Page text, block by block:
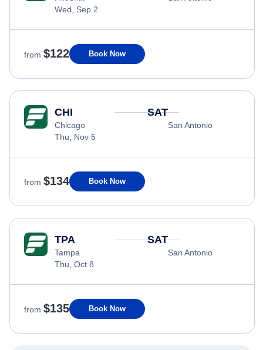
Wed, Sep 2
from $122 Book Now
CHI
Chicago
Thu, Nov 5
SAT
San Antonio
from $134 Book Now
TPA
Tampa
Thu, Oct 8
SAT
San Antonio
from $135 Book Now